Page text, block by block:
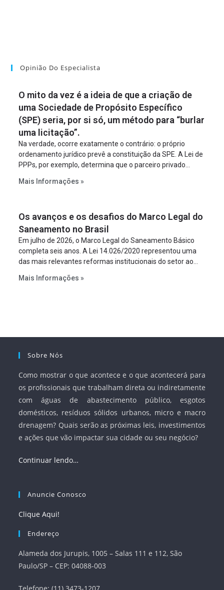
Opinião Do Especialista
O mito da vez é a ideia de que a criação de
uma Sociedade de Propósito Específico
(SPE) seria, por si só, um método para “burlar
uma licitação”.
Na verdade, ocorre exatamente o contrário: o próprio
ordenamento jurídico prevê a constituição da SPE. A Lei de
PPPs, por exemplo, determina que o parceiro privado
empreendimento. Ou seja, a suposta “fraude à licitação” é
projeto a projeto.
Mais Informações »
Os avanços e os desafios do Marco Legal do
Saneamento no Brasil
Em julho de 2026, o Marco Legal do Saneamento Básico
completa seis anos. A Lei 14.026/2020 representou uma
das mais relevantes reformas institucionais do setor ao
serviços, ampliar a participação da iniciativa privada,
Mais Informações »
Sobre Nós
Como mostrar o que acontece e o que acontecerá para
os profissionais que trabalham direta ou indiretamente
com águas de abastecimento público, esgotos
domésticos, resíduos sólidos urbanos, micro e macro
drenagem? Quais serão as próximas leis, investimentos
e ações que vão impactar sua cidade ou seu negócio?
Continuar lendo…
Anuncie Conosco
Clique Aqui!
Endereço
Alameda dos Jurupis, 1005 – Salas 111 e 112, São
Paulo/SP – CEP: 04088-003